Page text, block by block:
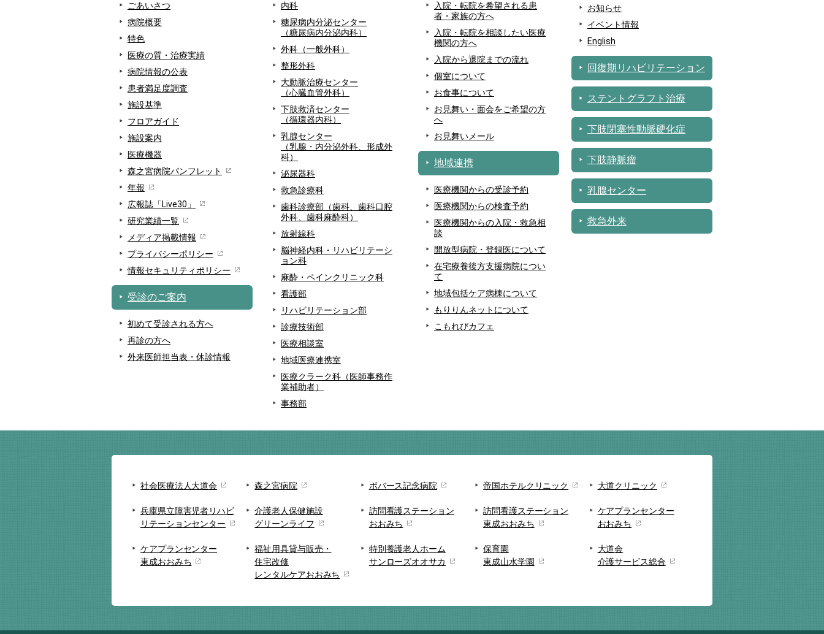
ごあいさつ
病院概要
特色
医療の質・治療実績
病院情報の公表
患者満足度調査
施設基準
フロアガイド
施設案内
医療機器
森之宮病院パンフレット
年報
広報誌「Live30」
研究業績一覧
メディア掲載情報
プライバシーポリシー
情報セキュリティポリシー
受診のご案内
初めて受診される方へ
再診の方へ
外来医師担当表・休診情報
内科
糖尿病内分泌センター
（糖尿病内分泌内科）
外科（一般外科）
整形外科
大動脈治療センター
（心臓血管外科）
下肢救済センター
（循環器内科）
乳腺センター
（乳腺・内分泌外科、形成外
科）
泌尿器科
救急診療科
歯科診療部（歯科、歯科口腔
外科、歯科麻酔科）
放射線科
脳神経内科・リハビリテーシ
ョン科
麻酔・ペインクリニック科
看護部
リハビリテーション部
診療技術部
医療相談室
地域医療連携室
医療クラーク科（医師事務作
業補助者）
事務部
入院・転院を希望される患
者・家族の方へ
入院・転院を相談したい医療
機関の方へ
入院から退院までの流れ
個室について
お食事について
お見舞い・面会をご希望の方
へ
お見舞いメール
地域連携
医療機関からの受診予約
医療機関からの検査予約
医療機関からの入院・救急相
談
開放型病院・登録医について
在宅療養後方支援病院につい
て
地域包括ケア病棟について
もりりんネットについて
こもれびカフェ
お知らせ
イベント情報
English
回復期リハビリテーション
ステントグラフト治療
下肢閉塞性動脈硬化症
下肢静脈瘤
乳腺センター
救急外来
社会医療法人大道会 森之宮病院 ボバース記念病院 帝国ホテルクリニック 大道クリニック
兵庫県立障害児者リハビ
リテーションセンター
介護老人保健施設
グリーンライフ
訪問看護ステーション
おおみち
訪問看護ステーション
東成おおみち
ケアプランセンター
おおみち
ケアプランセンター
東成おおみち
福祉用具貸与販売・
住宅改修
レンタルケアおおみち
特別養護老人ホーム
サンローズオオサカ
保育園
東成山水学園
大道会
介護サービス総合